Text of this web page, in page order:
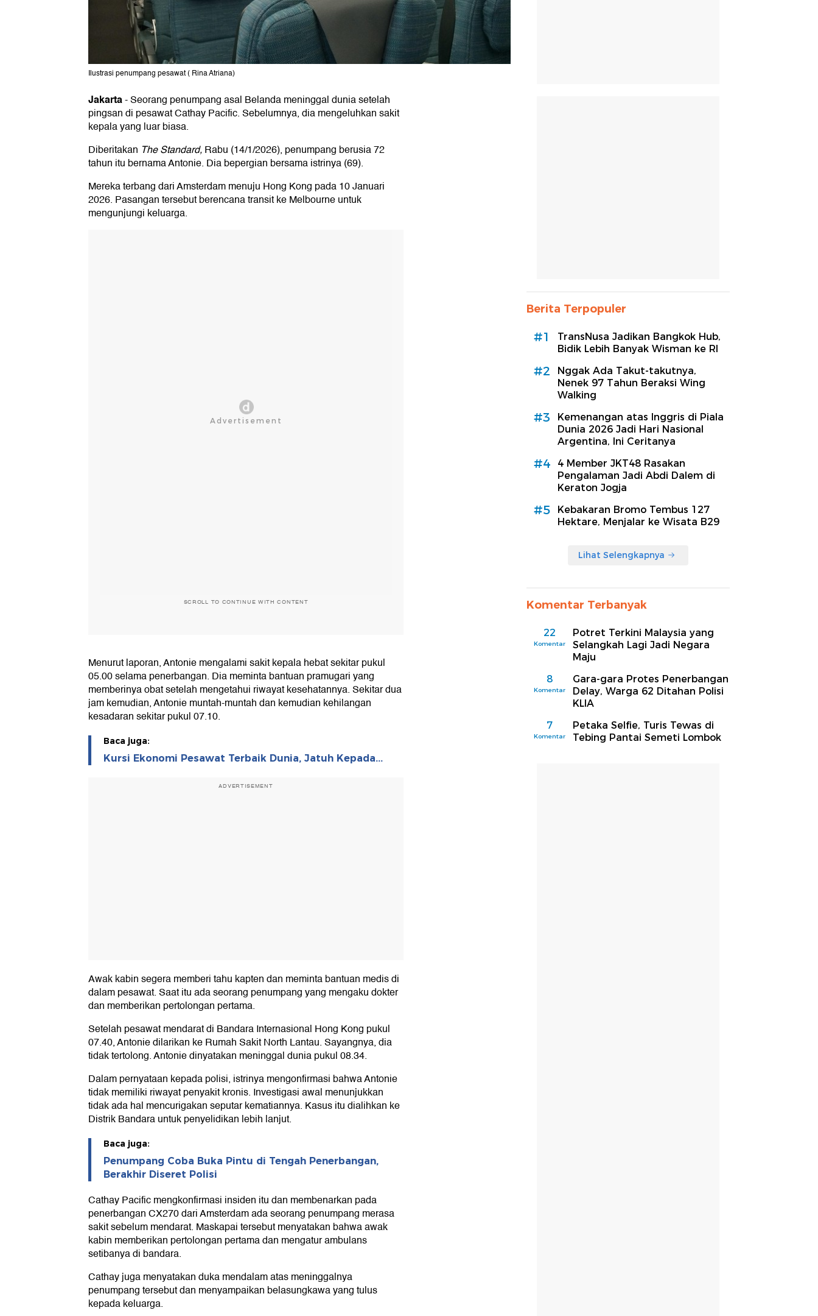
Ilustrasi penumpang pesawat ( Rina Atriana)
Jakarta-Seorang penumpang asal Belanda meninggal dunia setelah
pingsan di pesawat Cathay Pacific. Sebelumnya, dia mengeluhkan sakit
kepala yang luar biasa.
Diberitakan The Standard,Rabu (14/1/2026), penumpang berusia 72
tahun itu bernama Antonie. Dia bepergian bersama istrinya (69).
Mereka terbang dari Amsterdam menuju Hong Kong pada 10 Januari
2026. Pasangan tersebut berencana transit ke Melbourne untuk
mengunjungi keluarga.
SCROLL TO CONTINUE WITH CONTENT
Menurut laporan, Antonie mengalami sakit kepala hebat sekitar pukul
05.00 selama penerbangan. Dia meminta bantuan pramugari yang
memberinya obat setelah mengetahui riwayat kesehatannya. Sekitar dua
jam kemudian, Antonie muntah-muntah dan kemudian kehilangan
kesadaran sekitar pukul 07.10.
Baca juga:
Kursi Ekonomi Pesawat Terbaik Dunia, Jatuh Kepada...
ADVERTISEMENT
Awak kabin segera memberi tahu kapten dan meminta bantuan medis di
dalam pesawat. Saat itu ada seorang penumpang yang mengaku dokter
dan memberikan pertolongan pertama.
Setelah pesawat mendarat di Bandara Internasional Hong Kong pukul
07.40, Antonie dilarikan ke Rumah Sakit North Lantau. Sayangnya, dia
tidak tertolong. Antonie dinyatakan meninggal dunia pukul 08.34.
Dalam pernyataan kepada polisi, istrinya mengonfirmasi bahwa Antonie
tidak memiliki riwayat penyakit kronis. Investigasi awal menunjukkan
tidak ada hal mencurigakan seputar kematiannya. Kasus itu dialihkan ke
Distrik Bandara untuk penyelidikan lebih lanjut.
Baca juga:
Penumpang Coba Buka Pintu di Tengah Penerbangan,
Berakhir Diseret Polisi
Cathay Pacific mengkonfirmasi insiden itu dan membenarkan pada
penerbangan CX270 dari Amsterdam ada seorang penumpang merasa
sakit sebelum mendarat. Maskapai tersebut menyatakan bahwa awak
kabin memberikan pertolongan pertama dan mengatur ambulans
setibanya di bandara.
Cathay juga menyatakan duka mendalam atas meninggalnya
penumpang tersebut dan menyampaikan belasungkawa yang tulus
kepada keluarga.
Berita Terpopuler
#1
TransNusa Jadikan Bangkok Hub,
Bidik Lebih Banyak Wisman ke RI
#2
Nggak Ada Takut-takutnya,
Nenek 97 Tahun Beraksi Wing
Walking
#3
Kemenangan atas Inggris di Piala
Dunia 2026 Jadi Hari Nasional
Argentina, Ini Ceritanya
#4
4 Member JKT48 Rasakan
Pengalaman Jadi Abdi Dalem di
Keraton Jogja
#5
Kebakaran Bromo Tembus 127
Hektare, Menjalar ke Wisata B29
Lihat Selengkapnya
Komentar Terbanyak
22
Komentar
Potret Terkini Malaysia yang
Selangkah Lagi Jadi Negara
Maju
8
Komentar
Gara-gara Protes Penerbangan
Delay, Warga 62 Ditahan Polisi
KLIA
7
Komentar
Petaka Selfie, Turis Tewas di
Tebing Pantai Semeti Lombok